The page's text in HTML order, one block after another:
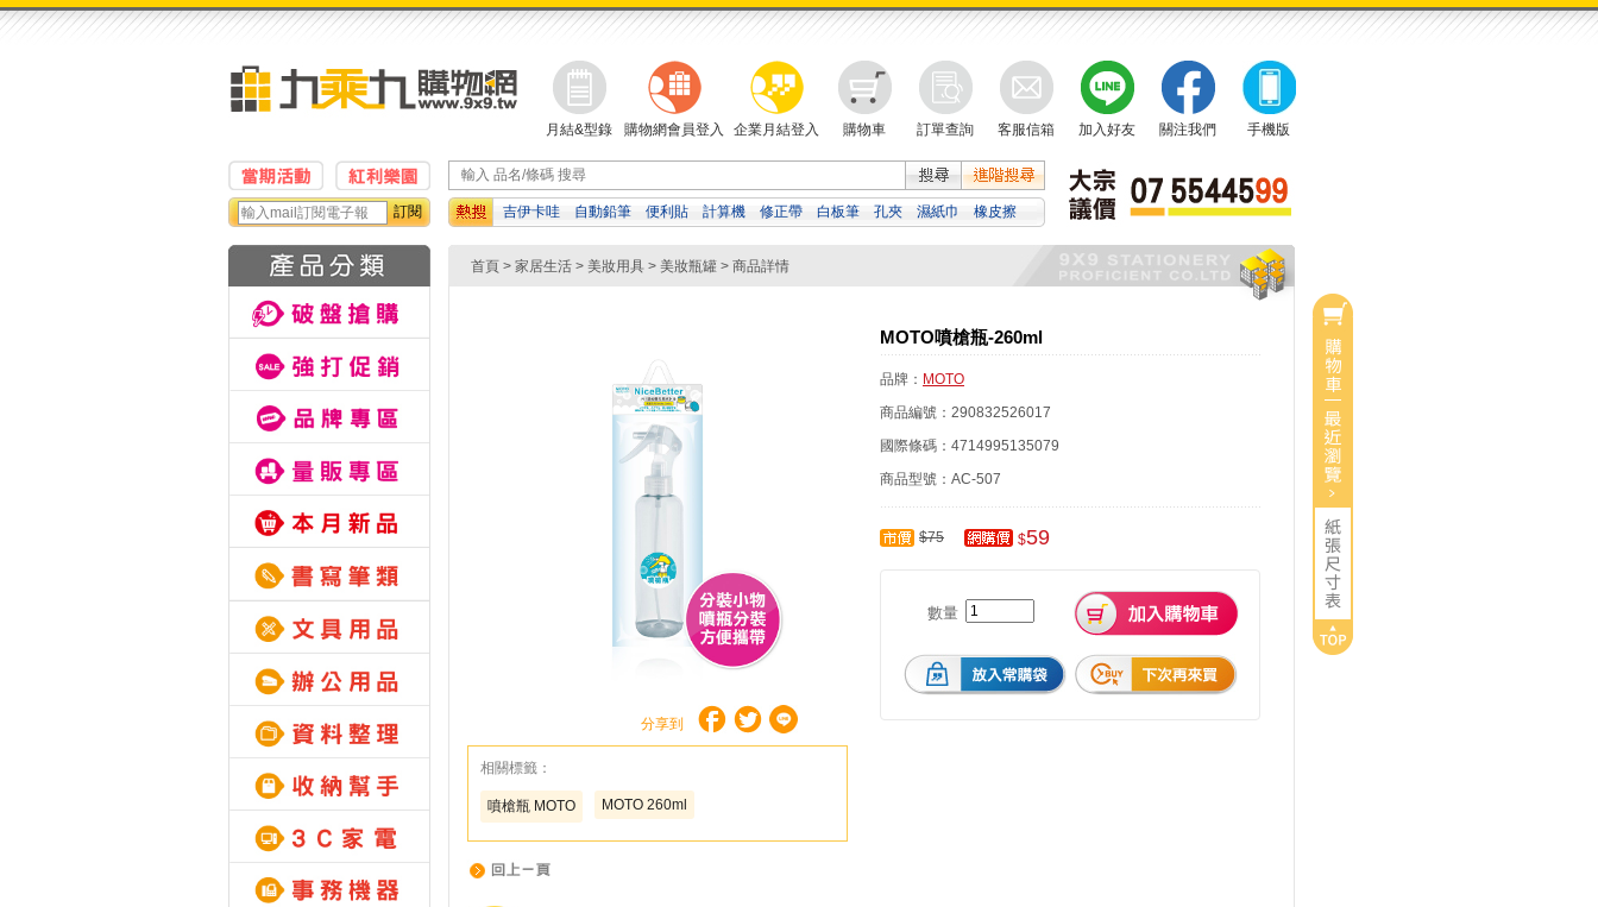
月結&型錄 購物網會員登入 企業月結登入 購物車 訂單查詢 客服信箱 加入好友 關注我們 手機版
訂閱 吉伊卡哇 自動鉛筆 便利貼 計算機 修正帶 白板筆 孔夾 濕紙巾
橡皮擦
首頁 > 家居生活 > 美妝用具 > 美妝瓶罐 > 商品詳情
分享到
相關標籤：
噴槍瓶 MOTO MOTO 260ml
MOTO噴槍瓶-260ml
品牌： MOTO
商品編號： 290832526017
國際條碼： 4714995135079
商品型號： AC-507
$75 $59
數量